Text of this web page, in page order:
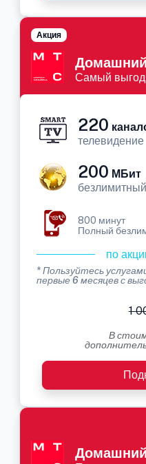
Самый
Акция
220
телевидение
200 МБит
800 минут
Полный
по
* Пользуйтесь
первые 6 месяцев с
1
В